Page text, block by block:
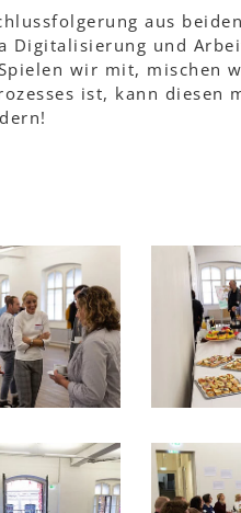
aus
Digitalisierung und
wir mit, mischen
ist, kann diesen